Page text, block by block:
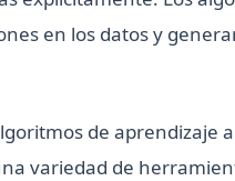
en los datos y
de aprendizaje
variedad de